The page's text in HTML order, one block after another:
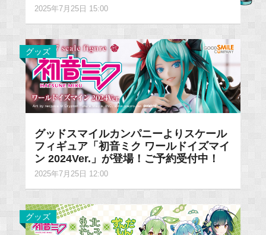
2025年7月25日 15:00
グッズ
グッドスマイルカンパニーよりスケール
フィギュア「初音ミク ワールドイズマイ
ン 2024Ver.」が登場！ご予約受付中！
2025年7月25日 12:00
グッズ